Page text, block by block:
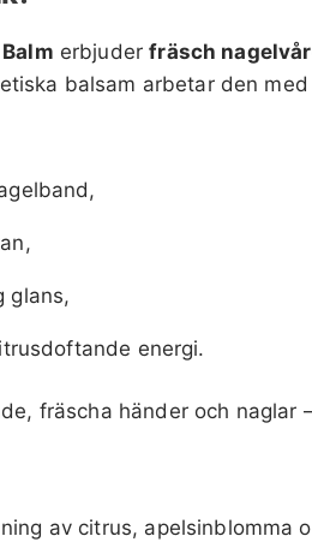
erbjuderfräsch
balsam arbetar den med
glans,
energi.
fräscha händer och naglar
av citrus, apelsinblomma